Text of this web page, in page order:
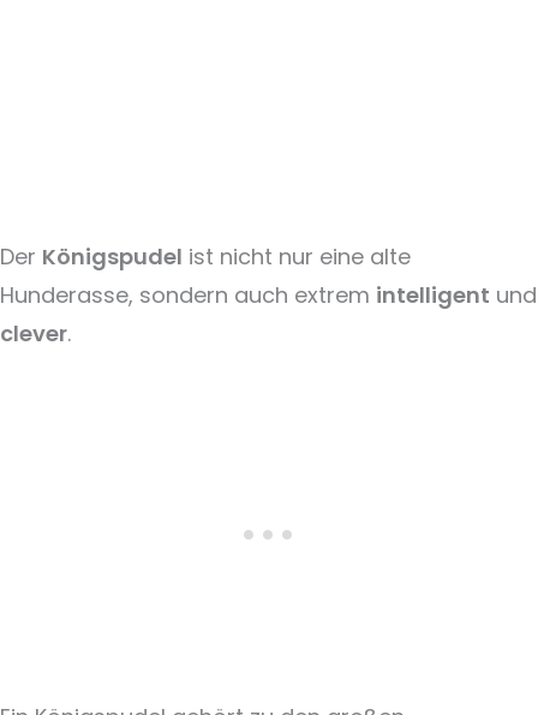
Der Königspudel ist nicht nur eine alte
Hunderasse, sondern auch extrem intelligent und
clever.